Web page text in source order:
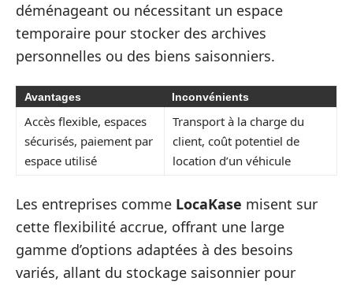
déménageant ou nécessitant un espace
temporaire pour stocker des archives
personnelles ou des biens saisonniers.
Avantages Inconvénients
Accès flexible, espaces
sécurisés, paiement par
espace utilisé
Transport à la charge du
client, coût potentiel de
location d’un véhicule
Les entreprises comme LocaKase misent sur
cette flexibilité accrue, offrant une large
gamme d’options adaptées à des besoins
variés, allant du stockage saisonnier pour